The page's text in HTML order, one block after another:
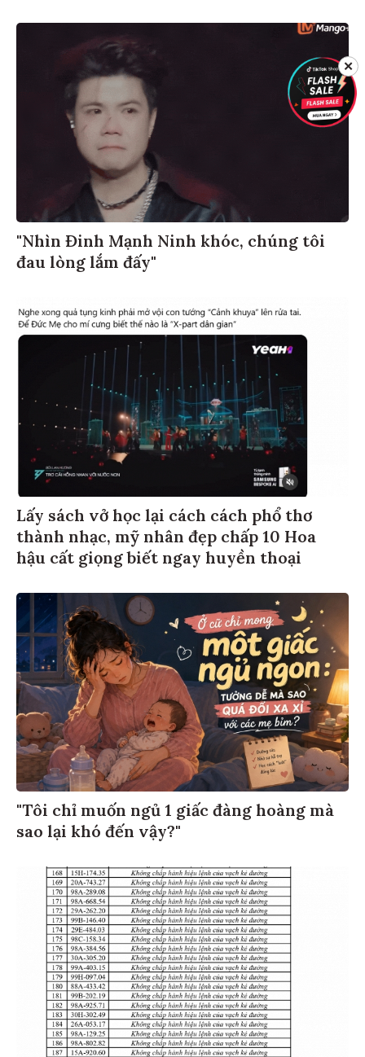
"Nhìn Đinh Mạnh Ninh khóc, chúng tôi
đau lòng lắm đấy"
Lấy sách vở học lại cách cách phổ thơ
thành nhạc, mỹ nhân đẹp chấp 10 Hoa
hậu cất giọng biết ngay huyền thoại
"Tôi chỉ muốn ngủ 1 giấc đàng hoàng mà
sao lại khó đến vậy?"
✕